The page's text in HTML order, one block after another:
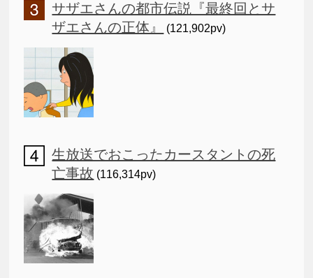
サザエさんの都市伝説『最終回とサ
ザエさんの正体』
(121,902pv)
生放送でおこったカースタントの死
亡事故 (116,314pv)